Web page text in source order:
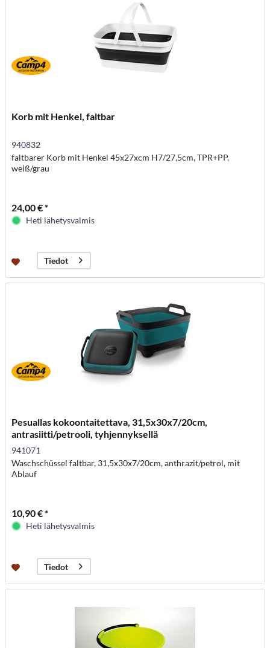
Korb mit Henkel, faltbar
940832
faltbarer Korb mit Henkel 45x27xcm H7/27,5cm, TPR+PP,
weiß/grau
24,00 € *
Heti lähetysvalmis
Tiedot
Pesuallas kokoontaitettava, 31,5x30x7/20cm,
antrasiitti/petrooli, tyhjennyksellä
941071
Waschschüssel faltbar, 31,5x30x7/20cm, anthrazit/petrol, mit
Ablauf
10,90 € *
Heti lähetysvalmis
Tiedot